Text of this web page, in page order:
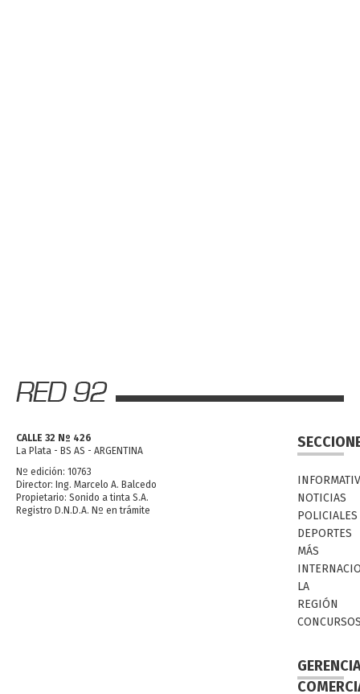
CALLE 32 Nº 426
La Plata - BS AS - ARGENTINA
Nº edición: 10763
Director: Ing. Marcelo A. Balcedo
Propietario: Sonido a tinta S.A.
Registro D.N.D.A. Nº en trámite
NOTICIAS
POLICIALES
DEPORTES
MÁS
LA
REGIÓN